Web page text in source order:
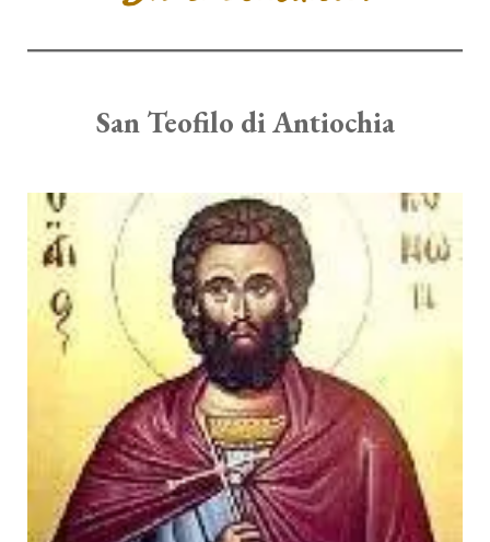
San Teofilo di Antiochia